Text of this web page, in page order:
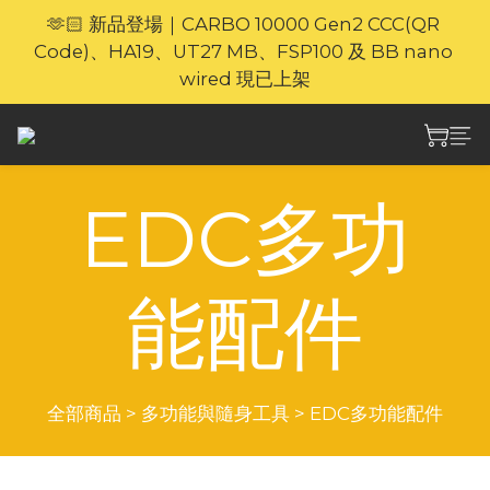
🎁官網限定｜享 6 重滿額禮（新品除外・贈品不享保
養服務）
🫶🏻 新品登場｜CARBO 10000 Gen2 CCC(QR
Code)、HA19、UT27 MB、FSP100 及 BB nano
wired 現已上架
⚡🐎 歡迎親臨 Nitecore 上環專門店｜親身體驗・即時
選購
🎁官網限定｜享 6 重滿額禮（新品除外・贈品不享保
養服務）
EDC多功
能配件
全部商品 > 多功能與隨身工具 > EDC多功能配件